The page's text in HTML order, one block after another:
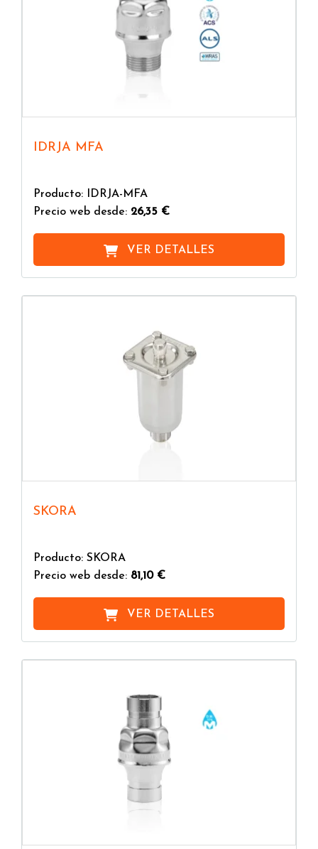
IDRJA MFA
Producto: IDRJA-MFA
Precio web desde: 26,35 €
VER DETALLES
SKORA
Producto: SKORA
Precio web desde: 81,10 €
VER DETALLES